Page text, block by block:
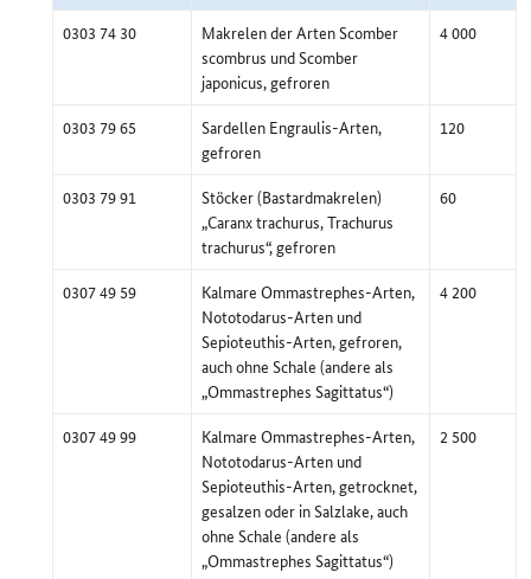
0303 74 30
Makrelen der Arten Scomber
scombrus und Scomber
japonicus, gefroren
4 000
0303 79 65
Sardellen Engraulis-Arten,
gefroren
120
0303 79 91
Stöcker (Bastardmakrelen)
„Caranx trachurus, Trachurus
trachurus“, gefroren
60
0307 49 59
Kalmare Ommastrephes-Arten,
Nototodarus-Arten und
Sepioteuthis-Arten, gefroren,
auch ohne Schale (andere als
„Ommastrephes Sagittatus“)
4 200
0307 49 99
Kalmare Ommastrephes-Arten,
Nototodarus-Arten und
Sepioteuthis-Arten, getrocknet,
gesalzen oder in Salzlake, auch
ohne Schale (andere als
„Ommastrephes Sagittatus“)
2 500